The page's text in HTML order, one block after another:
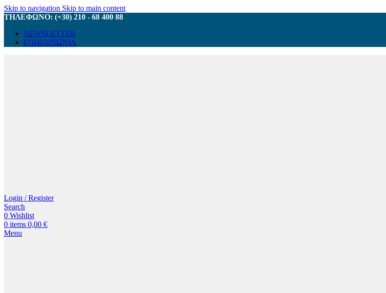
Skip to navigation Skip to main content
ΤΗΛΕΦΩΝΟ: (+30) 210 - 68 400 88
NEWSLETTER
ΕΠΙΚΟΙΝΩΝΙΑ
Login / Register
Search
0 Wishlist
0 items 0,00 €
Menu